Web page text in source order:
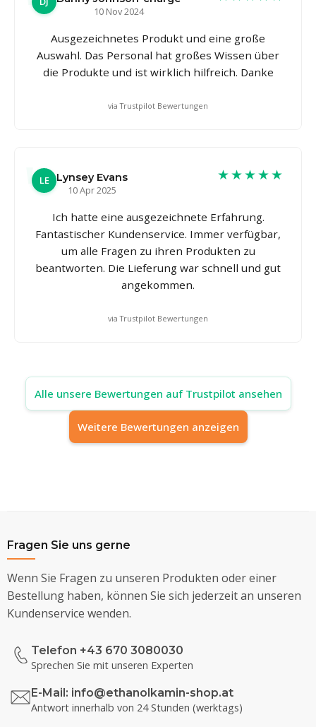
10 Nov 2024
Ausgezeichnetes Produkt und eine große
Auswahl. Das Personal hat großes Wissen über
die Produkte und ist wirklich hilfreich. Danke
via Trustpilot Bewertungen
LE
Lynsey Evans
10 Apr 2025
★★★★★
Ich hatte eine ausgezeichnete Erfahrung.
Fantastischer Kundenservice. Immer verfügbar,
um alle Fragen zu ihren Produkten zu
beantworten. Die Lieferung war schnell und gut
angekommen.
via Trustpilot Bewertungen
Alle unsere Bewertungen auf Trustpilot ansehen
Weitere Bewertungen anzeigen
Fragen Sie uns gerne
Wenn Sie Fragen zu unseren Produkten oder einer
Bestellung haben, können Sie sich jederzeit an unseren
Kundenservice wenden.
Telefon +43 670 3080030
Sprechen Sie mit unseren Experten
E-Mail: info@ethanolkamin-shop.at
Antwort innerhalb von 24 Stunden (werktags)